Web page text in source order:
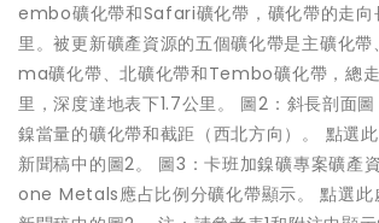
embo礦化帶和Safari礦化帶，礦化帶的走向
里。被更新礦產資源的五個礦化帶是主礦化帶
ma礦化帶、北礦化帶和Tembo礦化帶，總
里，深度達地表下1.7公里。 圖2：斜長剖面
鎳當量的礦化帶和截距（西北方向）。 點選
新聞稿中的圖2。 圖3：卡班加鎳礦專案礦產
one Metals應占比例分礦化帶顯示。 點選此